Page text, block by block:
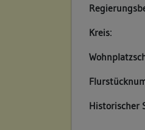
Kreis:
Historischer